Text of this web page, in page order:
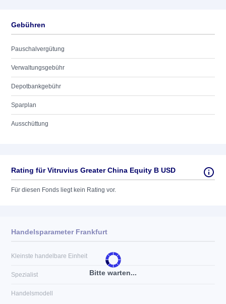
Gebühren
Pauschalvergütung
Verwaltungsgebühr
Depotbankgebühr
Sparplan
Ausschüttung
Rating für Vitruvius Greater China Equity B USD
Für diesen Fonds liegt kein Rating vor.
Bitte warten...
Handelsparameter Frankfurt
Kleinste handelbare Einheit
Spezialist
Handelsmodell